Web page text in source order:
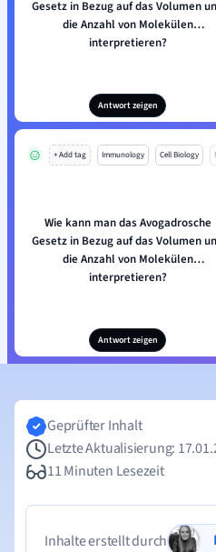
Gesetz in Bezug auf das Volumen
die Anzahl von Molekülen
interpretieren?
Antwort zeigen
+ Add tag Immunology Cell Biology
Wie kann man das Avogadrosche
Gesetz in Bezug auf das Volumen
die Anzahl von Molekülen
interpretieren?
Antwort zeigen
Geprüfter Inhalt
Letzte Aktualisierung:
11 Minuten Lesezeit
Inhalte erstellt durch